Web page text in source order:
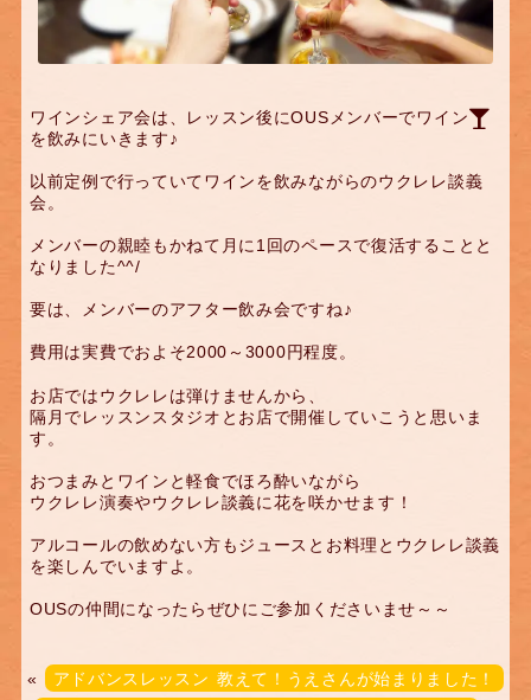
ワインシェア会は、レッスン後にOUSメンバーでワイン
を飲みにいきます♪
以前定例で行っていてワインを飲みながらのウクレレ談義
会。
メンバーの親睦もかねて月に1回のペースで復活することと
なりました^^/
要は、メンバーのアフター飲み会ですね♪
費用は実費でおよそ2000～3000円程度。
お店ではウクレレは弾けませんから、
隔月でレッスンスタジオとお店で開催していこうと思いま
す。
おつまみとワインと軽食でほろ酔いながら
ウクレレ演奏やウクレレ談義に花を咲かせます！
アルコールの飲めない方もジュースとお料理とウクレレ談義
を楽しんでいますよ。
OUSの仲間になったらぜひにご参加くださいませ～～
«
アドバンスレッスン 教えて！うえさんが始まりました！